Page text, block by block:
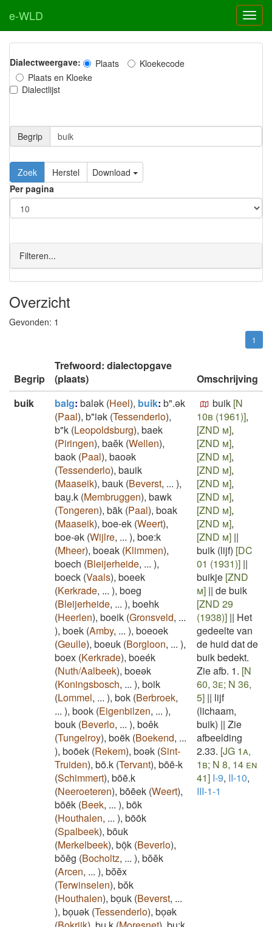
e-WLD
Dialectweergave: Plaats
Kloekecode
Plaats en Kloeke
Dialectlijst
Begrip
Zoek Herstel
Download
Per pagina
Filteren...
Overzicht
Gevonden: 1
1
Begrip
Trefwoord: dialectopgave
(plaats)
Omschrijving
buik
balg: balǝk (Heel), buik: b".ək
(Paal), b"iək (Tessenderlo),
b"k (Leopoldsburg), baek
(Piringen), baĕk (Wellen),
baok (Paal), baoək
(Tessenderlo), bauik
(Maaseik), bauk (Beverst, ... ),
bau̯.k (Membruggen), bawk
(Tongeren), bāk (Paal), boak
(Maaseik), boe-ek (Weert),
boe-ək (Wijlre, ... ), boe:k
(Mheer), boeak (Klimmen),
boech (Bleijerheide, ... ),
boeck (Vaals), boeek
(Kerkrade, ... ), boeg
(Bleijerheide, ... ), boehk
(Heerlen), boeik (Gronsveld, ...
), boek (Amby, ... ), boeoek
(Geulle), boeuk (Borgloon, ... ),
boex (Kerkrade), boeék
(Nuth/Aalbeek), boeək
(Koningsbosch, ... ), boik
(Lommel, ... ), bok (Berbroek,
... ), book (Eigenbilzen, ... ),
bouk (Beverlo, ... ), boêk
(Tungelroy), boëk (Boekend, ...
), boöek (Rekem), boək (Sint-
Truiden), bō.k (Tervant), bōē-k
(Schimmert), bōē.k
(Neeroeteren), bōēek (Weert),
bōēk (Beek, ... ), bōk
(Houthalen, ... ), bōōk
(Spalbeek), bōuk
(Merkelbeek), bōͅk (Beverlo),
bŏĕg (Bocholtz, ... ), bŏĕk
(Arcen, ... ), bŏĕx
(Terwinselen), bŏk
(Houthalen), boͅuk (Beverst, ...
), boͅuək (Tessenderlo), boͅək
buik [N
10b (1961)],
[ZND m],
[ZND m],
[ZND m],
[ZND m],
[ZND m],
[ZND m],
[ZND m],
[ZND m],
[ZND m] ||
buik (lijf) [DC
01 (1931)] ||
buikje [ZND
m] || de buik
[ZND 29
(1938)] || Het
gedeelte van
de huid dat de
buik bedekt.
Zie afb. 1. [N
60, 3e; N 36,
5] || lijf
(lichaam,
buik) || Zie
afbeelding
2.33. [JG 1a,
1b; N 8, 14 en
41] I-9, II-10,
III-1-1